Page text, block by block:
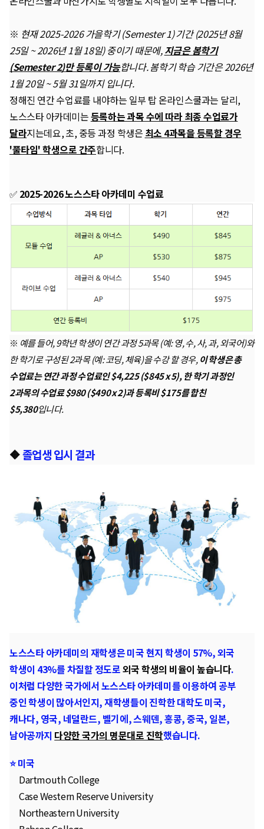
※ 현재 2025-2026 가을학기 (Semester 1) 기간 (2025년 8월
25일 ~ 2026년 1월 18일) 중이기 때문에,지금은 봄학기
(Semester 2)만 등록이 가능합니다. 봄학기 학습 기간은 2026년
1월 20일 ~ 5월 31일까지 입니다.
정해진 연간 수업료를 내야하는 일부 탑 온라인스쿨과는 달리,
노스스타 아카데미는등록하는 과목 수에 따라 최종 수업료가
달라지는데요, 초, 중등 과정 학생은 최소 4과목을 등록할 경우
'풀타임' 학생으로 간주합니다.
✅ 2025-2026 노스스타 아카데미 수업료
※ 예를 들어, 9학년 학생이 연간 과정 5과목 (예: 영, 수, 사, 과, 외국어)와
한 학기로 구성된 2과목 (예: 코딩, 체육)을 수강 할 경우,이 학생은 총
수업료는 연간 과정 수업료인 $4,225 ($845 x 5), 한 학기 과정인
2과목의 수업료 $980 ($490 x 2)과 등록비 $175를 합친
$5,380입니다.
🔶졸업생 입시 결과
노스스타 아카데미의 재학생은 미국 현지 학생이 57%, 외국
학생이 43%를 차질할 정도로외국 학생의 비율이 높습니다.
이처럼 다양한 국가에서 노스스타 아카데미를 이용하여 공부
중인 학생이 많아서인지, 재학생들이 진학한 대학도 미국,
캐나다, 영국, 네덜란드, 벨기에, 스웨덴, 홍콩, 중국, 일본,
남아공까지 다양한 국가의 명문대로 진학했습니다.
⭐ 미국
Dartmouth College
Case Western Reserve University
Northeastern University